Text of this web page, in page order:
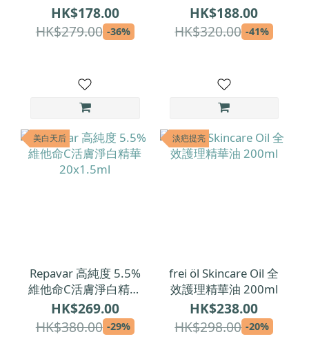
霜 15ml
HK$178.00
HK$279.00 -36%
of Youth 外泌體逆齡
提拉緊致眼霜 15ml
HK$188.00
HK$320.00 -41%
美白天后
Repavar 高純度 5.5%
維他命C活膚淨白精華
20x1.5ml
HK$269.00
HK$380.00 -29%
淡疤提亮
frei öl Skincare Oil 全
效護理精華油 200ml
HK$238.00
HK$298.00 -20%